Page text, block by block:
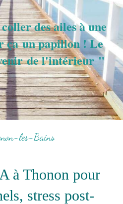
des ailes à une
ça un papillon ! Le
de l'intérieur "
les-Bains
à Thonon pour
stress post-